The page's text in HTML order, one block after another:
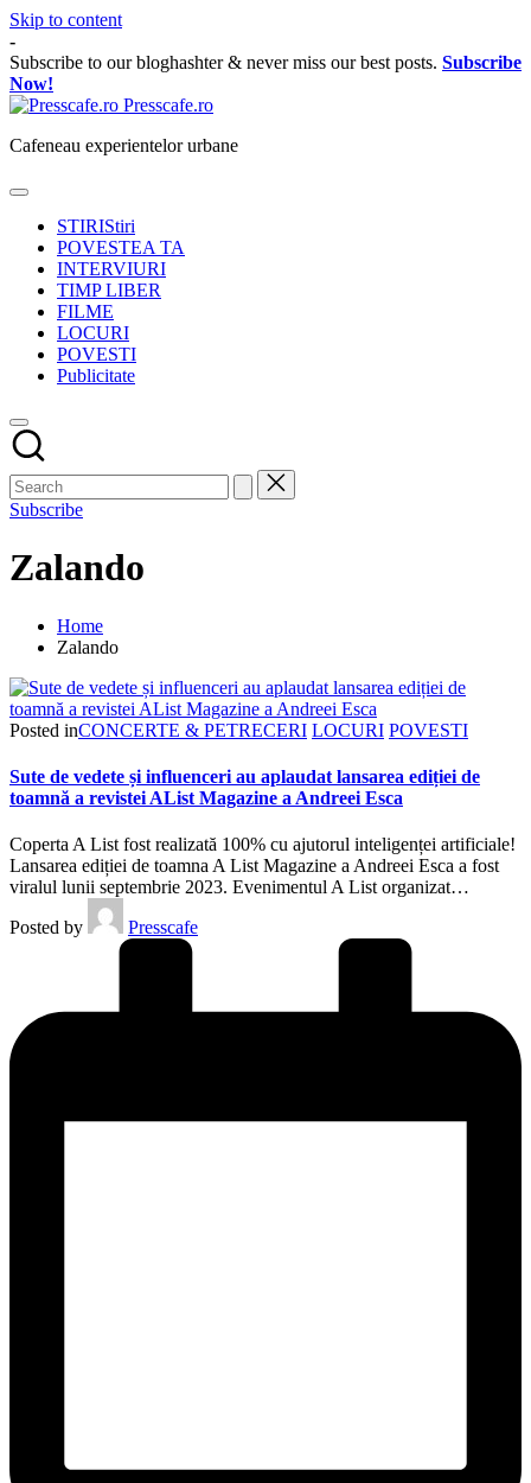
Skip to content
-
Subscribe to our bloghashter & never miss our best posts. Subscribe
Now!
Presscafe.ro
Cafeneau experientelor urbane
STIRIStiri
POVESTEA TA
INTERVIURI
TIMP LIBER
FILME
LOCURI
POVESTI
Publicitate
Subscribe
Zalando
Home
Zalando
Posted inCONCERTE & PETRECERI LOCURI POVESTI
Sute de vedete și influenceri au aplaudat lansarea ediției de
toamnă a revistei AList Magazine a Andreei Esca
Coperta A List fost realizată 100% cu ajutorul inteligenței artificiale!
Lansarea ediției de toamna A List Magazine a Andreei Esca a fost
viralul lunii septembrie 2023. Evenimentul A List organizat…
Posted by
Presscafe